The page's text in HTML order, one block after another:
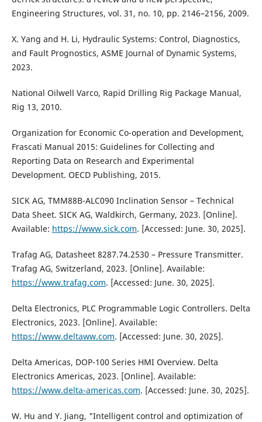
Engineering Structures, vol. 31, no. 10, pp. 2146–2156, 2009.
X. Yang and H. Li, Hydraulic Systems: Control, Diagnostics,
and Fault Prognostics, ASME Journal of Dynamic Systems,
2023.
National Oilwell Varco, Rapid Drilling Rig Package Manual,
Rig 13, 2010.
Organization for Economic Co-operation and Development,
Frascati Manual 2015: Guidelines for Collecting and
Reporting Data on Research and Experimental
Development. OECD Publishing, 2015.
SICK AG, TMM88B-ALC090 Inclination Sensor – Technical
Data Sheet. SICK AG, Waldkirch, Germany, 2023. [Online].
Available: https://www.sick.com. [Accessed: June. 30, 2025].
Trafag AG, Datasheet 8287.74.2530 – Pressure Transmitter.
Trafag AG, Switzerland, 2023. [Online]. Available:
https://www.trafag.com. [Accessed: June. 30, 2025].
Delta Electronics, PLC Programmable Logic Controllers. Delta
Electronics, 2023. [Online]. Available:
https://www.deltaww.com. [Accessed: June. 30, 2025].
Delta Americas, DOP-100 Series HMI Overview. Delta
Electronics Americas, 2023. [Online]. Available:
https://www.delta-americas.com. [Accessed: June. 30, 2025].
W. Hu and Y. Jiang, "Intelligent control and optimization of